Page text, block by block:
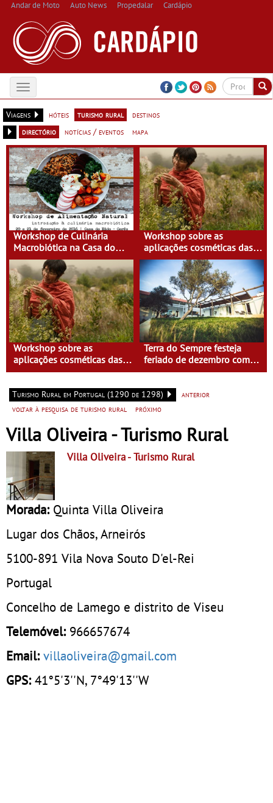
Andar de Moto Auto News Propedalar Cardápio
Toggle
navigation
Viagens
hóteis turismo rural
destinos
directório
notícias / eventos mapa
Workshop de Culinária
Macrobiótica na Casa do
Eido
Workshop sobre as
aplicações cosméticas das
plantas na Casa do Eido –
Gerês
Workshop sobre as
aplicações cosméticas das
plantas na Casa do Eido –
Terra do Sempre festeja
feriado de dezembro com
Isabel Saldanha
Turismo Rural em Portugal (1290 de 1298)
anterior
voltar à pesquisa de turismo rural
próximo
Villa Oliveira - Turismo Rural
Villa Oliveira- Turismo Rural
Morada: Quinta Villa Oliveira
Lugar dos Chãos, Arneirós
5100-891 Vila Nova Souto D'el-Rei
Portugal
Concelho de Lamego e distrito de Viseu
Telemóvel: 966657674
Email: villaoliveira@gmail.com
GPS:41°5'3''N, 7°49'13''W